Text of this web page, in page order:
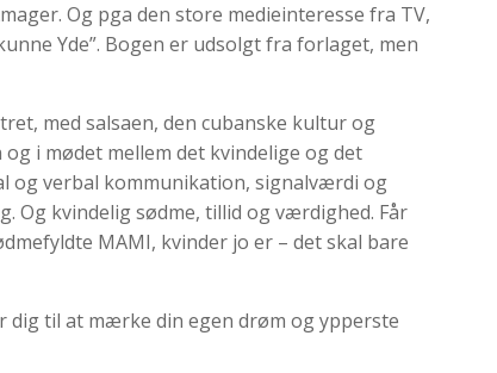
Og pga den store medieinteresse fra TV,
Yde”. Bogen er udsolgt fra forlaget, men
med salsaen, den cubanske kultur og
i mødet mellem det kvindelige og det
og verbal kommunikation, signalværdi og
Og kvindelig sødme, tillid og værdighed. Får
MAMI, kvinder jo er – det skal bare
dig til at mærke din egen drøm og ypperste